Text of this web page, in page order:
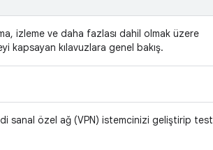
izleme ve daha fazlası dahil olmak üzere
kapsayan kılavuzlara genel bakış.
sanal özel ağ (VPN) istemcinizi geliştirip test